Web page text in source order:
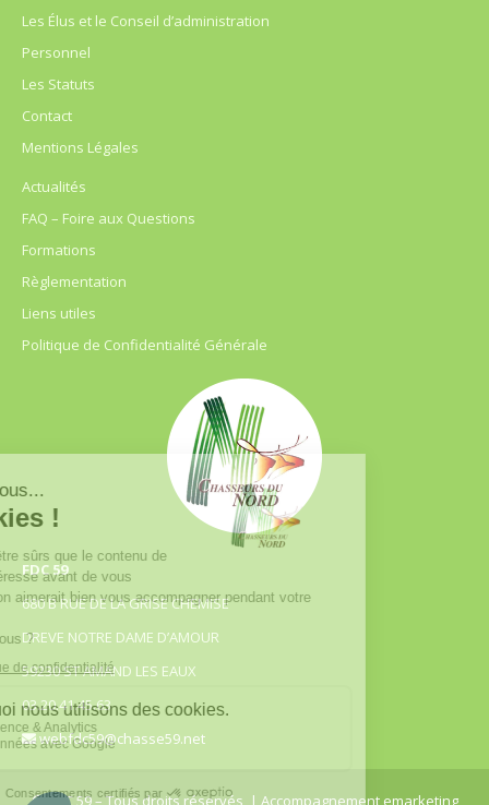
Les Élus et le Conseil d’administration
Personnel
Les Statuts
Contact
Mentions Légales
Actualités
FAQ – Foire aux Questions
Formations
Règlementation
Liens utiles
Politique de Confidentialité Générale
FDC 59
680 B RUE DE LA GRISE CHEMISE
DREVE NOTRE DAME D’AMOUR
59230 ST AMAND LES EAUX
03.20.41.45.63
webfdc59@chasse59.net
© FDC 59 – Tous droits réservés | Accompagnement emarketing